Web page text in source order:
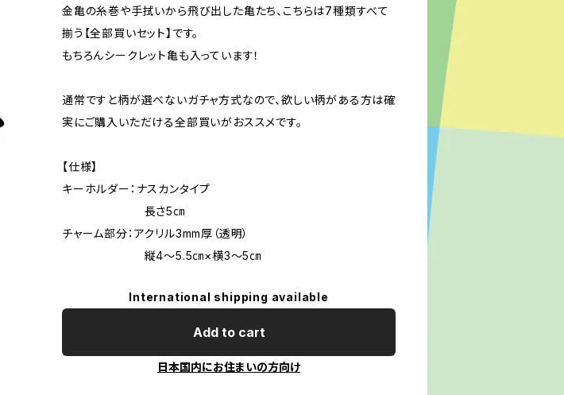
金亀の糸巻や手拭いから飛び出した亀たち、こちらは7種類すべて
揃う【全部買いセット】です。
もちろんシークレット亀も入っています！
通常ですと柄が選べないガチャ方式なので、欲しい柄がある方は確
実にご購入いただける全部買いがおススメです。
【仕様】
キーホルダー：ナスカンタイプ
長さ5㎝
チャーム部分：アクリル3mm厚（透明）
縦4～5.5㎝×横3～5㎝
International shipping available
Add to cart
日本国内にお住まいの方向け